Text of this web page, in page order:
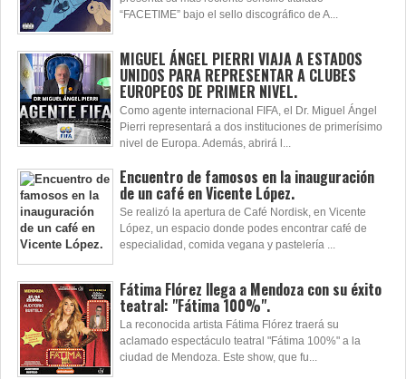
“FACETIME” bajo el sello discográfico de A...
MIGUEL ÁNGEL PIERRI VIAJA A ESTADOS
UNIDOS PARA REPRESENTAR A CLUBES
EUROPEOS DE PRIMER NIVEL.
Como agente internacional FIFA, el Dr. Miguel Ángel
Pierri representará a dos instituciones de primerísimo
nivel de Europa. Además, abrirá l...
Encuentro de famosos en la inauguración
de un café en Vicente López.
Se realizó la apertura de Café Nordisk, en Vicente
López, un espacio donde podes encontrar café de
especialidad, comida vegana y pastelería ...
Fátima Flórez llega a Mendoza con su éxito
teatral: "Fátima 100%".
La reconocida artista Fátima Flórez traerá su
aclamado espectáculo teatral "Fátima 100%" a la
ciudad de Mendoza. Este show, que fu...